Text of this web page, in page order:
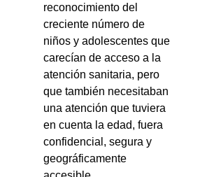
reconocimiento del
creciente número de
niños y adolescentes que
carecían de acceso a la
atención sanitaria, pero
que también necesitaban
una atención que tuviera
en cuenta la edad, fuera
confidencial, segura y
geográficamente